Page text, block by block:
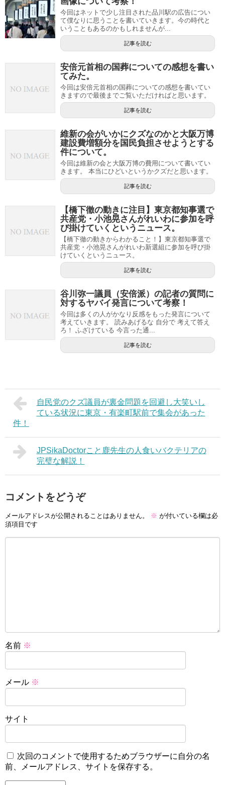
今回はネットで少し注目された品川駅の広告につい
て僕なりに思うことを書いていきます。今の時代と
いうこともあるのかもしれませんが...
記事を読む
安倍元首相の国葬についての感想を書い
てみた。
今回は安倍元首相の国葬についての感想を書いてい
きますので最後までご覧いただければと思います。
記事を読む
維新の会がいかにクズなのかと大阪万博
建設費増額分を国民負担させようとする
件について。
今回は維新の会と大阪万博の費用について書いてい
きます。 本当にひどいというかクズだと思います。
記事を読む
【橋下徹の動きに注目】東京都知事選で
共産党・小池晃さんがれいわに参加を呼
び掛けていくというニュース。
【橋下徹の動きからわかること！】東京都知事選で
共産党・小池晃さんがれいわ新選組に参加を呼び掛
けていくというニュース。
記事を読む
谷川弥一議員（安倍派）の記者の質問に
対するヤバイ発言について考察！
今回は多くの人がかなり反感をもった発言について
考えていきます。 読みあげるな 自分で 考えて答え
ろ！ ふざけている 今言った通...
記事を読む
自民党のクズ議員が裏金問題を回避し大笑いし
ている状況に東京・有楽町駅前で集会があった
件！
JPSikaDoctorこと鹿先生の人食いバクテリアの
完璧な解説！
コメントをどうぞ
メールアドレスが公開されることはありません。 ※ が付いている欄は必
須項目です
名前 ※
メール ※
サイト
次回のコメントで使用するためブラウザーに自分の名
前、メールアドレス、サイトを保存する。